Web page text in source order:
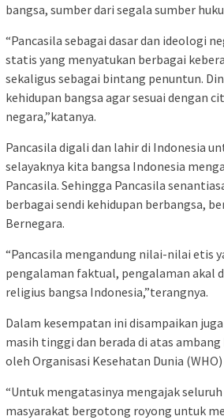
bangsa, sumber dari segala sumber
“Pancasila sebagai dasar dan ideologi
statis yang menyatukan berbagai
sekaligus sebagai bintang penuntun.
kehidupan bangsa agar sesuai dengan
negara,”katanya.
Pancasila digali dan lahir di Indonesia
selayaknya kita bangsa Indonesia
Pancasila. Sehingga Pancasila
berbagai sendi kehidupan berbangsa,
Bernegara.
“Pancasila mengandung nilai-nilai etis
pengalaman faktual, pengalaman akal
religius bangsa Indonesia,”terangnya.
Dalam kesempatan ini disampaikan
masih tinggi dan berada di atas
oleh Organisasi Kesehatan Dunia
“Untuk mengatasinya mengajak
masyarakat bergotong royong untuk